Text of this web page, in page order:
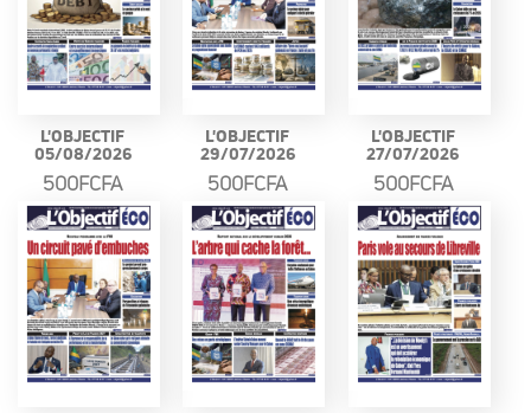
L'OBJECTIF
05/08/2026
500FCFA
L'OBJECTIF
29/07/2026
500FCFA
L'OBJECTIF
27/07/2026
500FCFA